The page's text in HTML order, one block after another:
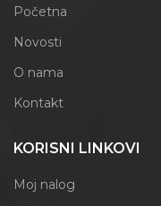
Početna
Novosti
O nama
Kontakt
KORISNI LINKOVI
Moj nalog